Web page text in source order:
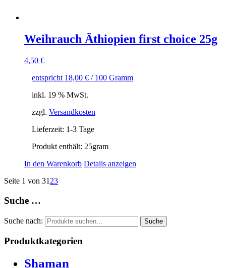
Weihrauch Äthiopien first choice 25g
4,50 €
entspricht 18,00 € / 100 Gramm
inkl. 19 % MwSt.
zzgl. Versandkosten
Lieferzeit: 1-3 Tage
Produkt enthält: 25gram
In den Warenkorb Details anzeigen
Seite 1 von 31 23
Suche …
Suche nach: Suche
Produktkategorien
Shaman